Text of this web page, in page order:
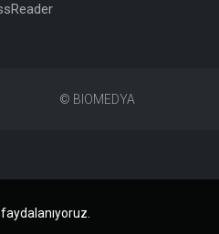
© BIOMEDYA